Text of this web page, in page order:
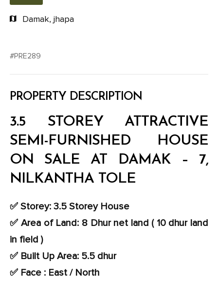
Damak, jhapa
#PRE289
PROPERTY DESCRIPTION
3.5 STOREY ATTRACTIVE
SEMI-FURNISHED HOUSE
ON SALE AT DAMAK – 7,
NILKANTHA TOLE
✅ Storey: 3.5 Storey House
✅ Area of Land: 8 Dhur net land ( 10 dhur land
in field )
✅ Built Up Area: 5.5 dhur
✅ Face : East / North